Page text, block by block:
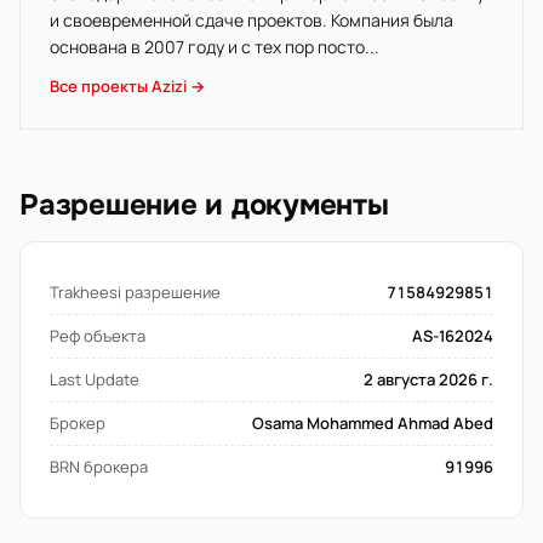
и своевременной сдаче проектов. Компания была
основана в 2007 году и с тех пор посто...
Все проекты Azizi →
Разрешение и документы
Trakheesi разрешение
71584929851
Реф объекта
AS-162024
Last Update
2 августа 2026 г.
Брокер
Osama Mohammed Ahmad Abed
BRN брокера
91996